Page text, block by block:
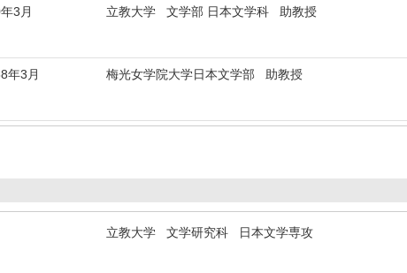
3月 立教大学 文学部 日本文学科 助教授
年3月 梅光女学院大学日本文学部 助教授
立教大学 文学研究科 日本文学専攻